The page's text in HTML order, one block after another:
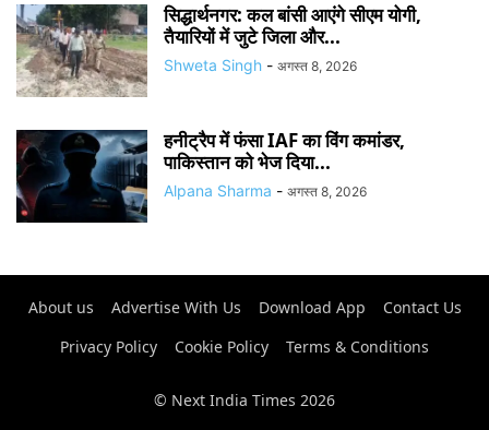
सिद्धार्थनगर: कल बांसी आएंगे सीएम योगी,
तैयारियों में जुटे जिला और...
Shweta Singh - अगस्त 8, 2026
हनीट्रैप में फंसा IAF का विंग कमांडर,
पाकिस्तान को भेज दिया...
Alpana Sharma - अगस्त 8, 2026
About us Advertise With Us Download App
Contact Us
Privacy Policy
Cookie Policy Terms & Conditions
© Next India Times 2026